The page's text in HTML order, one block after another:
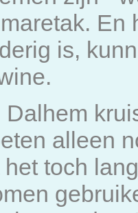
is,
Dalhem
alleen
toch